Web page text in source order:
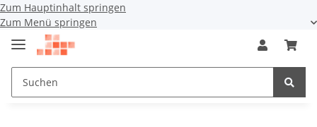
Zum Hauptinhalt springen
Zum Menü springen